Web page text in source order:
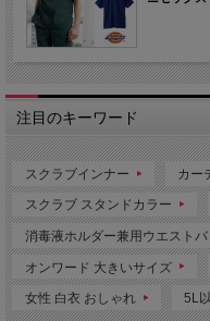
●コーディネイトがオススメのパ
6019SC ディッキーズ ジョガーパ
注目のキーワード
スクラブインナー カー
スクラブ スタンドカラー
消毒液ホルダー兼用ウエストバ
オンワード 大きいサイズ
女性 白衣 おしゃれ 5L